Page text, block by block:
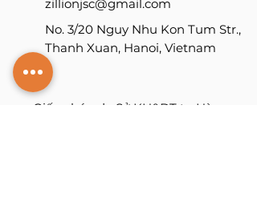
zillionjsc@gmail.com
No. 3/20 Nguy Nhu Kon Tum Str.,
Thanh Xuan, Hanoi, Vietnam
Giấy phép do Sở KH&ĐT tp Hà